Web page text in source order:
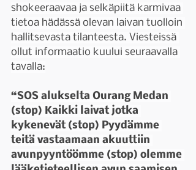
shokeeraavaa ja selkäpiitä karmivaa
tietoa hädässä olevan laivan tuolloin
hallitsevasta tilanteesta. Viesteissä
ollut informaatio kuului seuraavalla
tavalla:
“SOS alukselta Ourang Medan
(stop) Kaikki laivat jotka
kykenevät (stop) Pyydämme
teitä vastaamaan akuuttiin
avunpyyntöömme (stop) olemme